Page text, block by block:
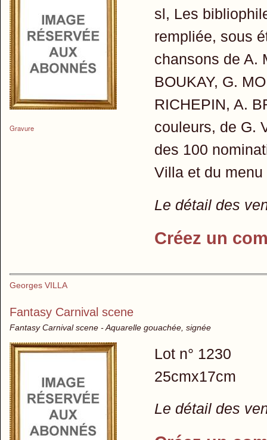
Gravure
sl, Les
rempliée, sous
chansons de A.
BOUKAY, G.
RICHEPIN, A.
couleurs, de G.
des 100
Villa et du
Le détail des
Créez un
Georges VILLA
Fantasy Carnival scene
Fantasy Carnival scene - Aquarelle gouachée, signée
Lot n° 1230
25cmx17cm
Le détail des